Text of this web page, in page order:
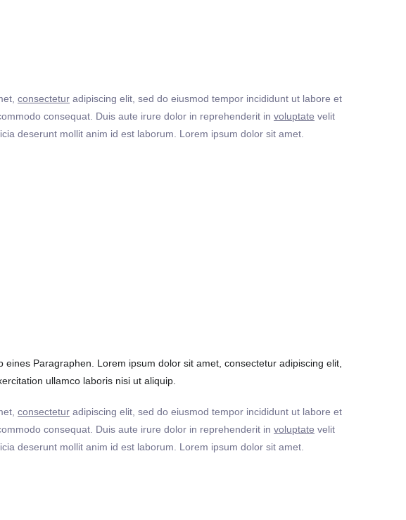
consectetur adipiscing elit, sed do eiusmod tempor incididunt ut labore et
consequat. Duis aute irure dolor in reprehenderit in voluptate velit
deserunt mollit anim id est laborum. Lorem ipsum dolor sit amet.
Paragraphen. Lorem ipsum dolor sit amet, consectetur adipiscing elit,
ullamco laboris nisi ut aliquip.
consectetur adipiscing elit, sed do eiusmod tempor incididunt ut labore et
consequat. Duis aute irure dolor in reprehenderit in voluptate velit
deserunt mollit anim id est laborum. Lorem ipsum dolor sit amet.